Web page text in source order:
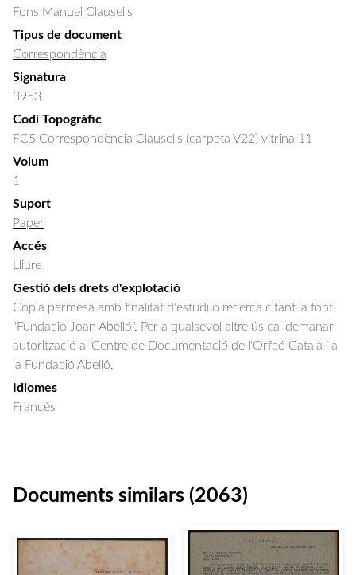
Fons Manuel Clausells
Tipus de document
Correspondència
Signatura
3953
Codi Topogràfic
FC5 Correspondència Clausells (carpeta V22) vitrina 11
Volum
1
Suport
Paper
Accés
Lliure
Gestió dels drets d'explotació
Còpia permesa amb finalitat d'estudi o recerca citant la font
"Fundació Joan Abelló". Per a qualsevol altre ús cal demanar
autorització al Centre de Documentació de l'Orfeó Català i a
la Fundació Abelló.
Idiomes
Francès
Documents similars (2063)